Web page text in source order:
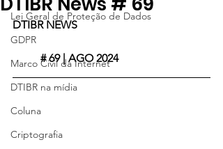
Lei Geral de Proteção de Dados
GDPR
Marco Civil da Internet
DTIBR na mídia
Coluna
Criptografia
DTIBR NEWS
	# 69 | AGO 2024